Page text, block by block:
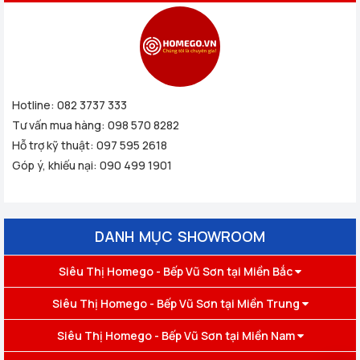
Hotline: 082 3737 333
Tư vấn mua hàng: 098 570 8282
Hỗ trợ kỹ thuật: 097 595 2618
Góp ý, khiếu nại: 090 499 1901
DANH MỤC SHOWROOM
Siêu Thị Homego - Bếp Vũ Sơn tại Miền Bắc
Siêu Thị Homego - Bếp Vũ Sơn tại Miền Trung
Siêu Thị Homego - Bếp Vũ Sơn tại Miền Nam